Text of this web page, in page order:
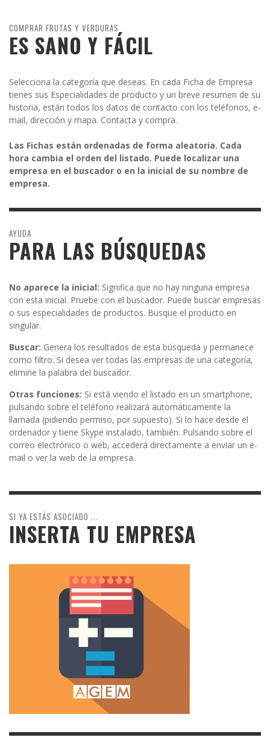
COMPRAR FRUTAS Y VERDURAS
ES SANO Y FÁCIL
Selecciona la categoría que deseas. En cada Ficha de Empresa
tienes sus Especialidades de producto y un breve resumen de su
historia, están todos los datos de contacto con los teléfonos, e-
mail, dirección y mapa. Contacta y compra.
Las Fichas están ordenadas de forma aleatoria. Cada
hora cambia el orden del listado. Puede localizar una
empresa en el buscador o en la inicial de su nombre de
empresa.
AYUDA
PARA LAS BÚSQUEDAS
No aparece la inicial: Significa que no hay ninguna empresa
con esta inicial. Pruebe con el buscador. Puede buscar empresas
o sus especialidades de productos. Busque el producto en
singular.
Buscar: Genera los resultados de esta búsqueda y permanece
como filtro. Si desea ver todas las empresas de una categoría,
elimine la palabra del buscador.
Otras funciones: Si está viendo el listado en un smartphone,
pulsando sobre el teléfono realizará automáticamente la
llamada (pidiendo permiso, por supuesto). Si lo hace desde el
ordenador y tiene Skype instalado, también. Pulsando sobre el
correo electrónico o web, accederá directamente a enviar un e-
mail o ver la web de la empresa.
SI YA ESTÁS ASOCIADO ...
INSERTA TU EMPRESA